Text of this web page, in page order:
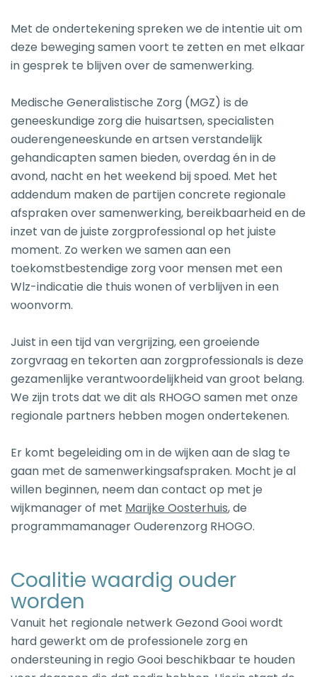
Met de ondertekening spreken we de intentie uit om
deze beweging samen voort te zetten en met elkaar
in gesprek te blijven over de samenwerking.
Medische Generalistische Zorg (MGZ) is de
geneeskundige zorg die huisartsen, specialisten
ouderengeneeskunde en artsen verstandelijk
gehandicapten samen bieden, overdag én in de
avond, nacht en het weekend bij spoed. Met het
addendum maken de partijen concrete regionale
afspraken over samenwerking, bereikbaarheid en de
inzet van de juiste zorgprofessional op het juiste
moment. Zo werken we samen aan een
toekomstbestendige zorg voor mensen met een
Wlz-indicatie die thuis wonen of verblijven in een
woonvorm.
Juist in een tijd van vergrijzing, een groeiende
zorgvraag en tekorten aan zorgprofessionals is deze
gezamenlijke verantwoordelijkheid van groot belang.
We zijn trots dat we dit als RHOGO samen met onze
regionale partners hebben mogen ondertekenen.
Er komt begeleiding om in de wijken aan de slag te
gaan met de samenwerkingsafspraken. Mocht je al
willen beginnen, neem dan contact op met je
wijkmanager of met Marijke Oosterhuis, de
programmamanager Ouderenzorg RHOGO.
Coalitie waardig ouder
worden
Vanuit het regionale netwerk Gezond Gooi wordt
hard gewerkt om de professionele zorg en
ondersteuning in regio Gooi beschikbaar te houden